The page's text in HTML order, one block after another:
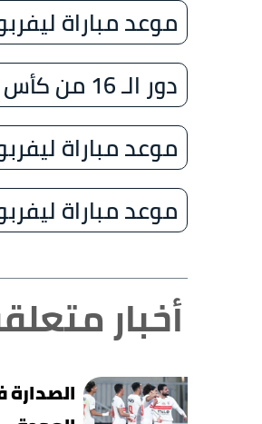
موعد مباراة
دور الـ 16 من كأس الاتحاد الإنجليزي
موعد مباراة
موعد مباراة
أخبار